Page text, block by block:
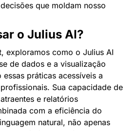
que moldam nosso
o Julius AI?
exploramos como o Julius AI
de dados e a visualização
práticas acessíveis a
Sua capacidade de
e relatórios
com a eficiência do
natural, não apenas